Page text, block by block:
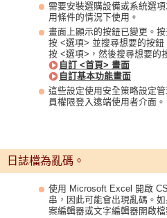
需要安裝選購設備或系統選
用條件的情況下使用。
畫面上顯示的按鈕已變更。
按 <選項> 並搜尋想要的按
按 <選項>，然後搜尋想要的
自訂 <首頁> 畫面
自訂基本功能畫面
這些設定使用安全策略設定
員權限登入遠端使用者介面。
日誌檔為亂碼。
使用 Microsoft Excel 開啟
串，因此可能會出現亂碼。
案編輯器或文字編輯器開啟檔